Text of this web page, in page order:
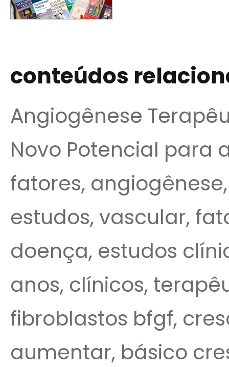
conteúdos
Angiogênese
Novo Potencial para
fatores,
estudos, vascular,
doença, estudos
anos, clínicos,
fibroblastos bfgf,
aumentar, básico